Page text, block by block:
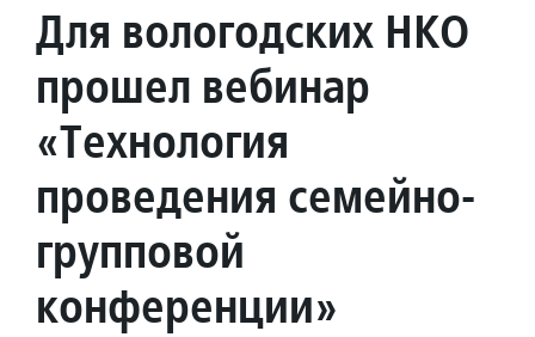
Для вологодских НКО
прошел вебинар
«Технология
проведения семейно-
групповой
конференции»